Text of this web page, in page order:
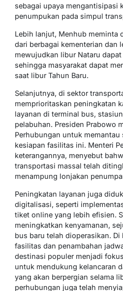
sebagai upaya mengantisipasi
penumpukan pada simpul
Lebih lanjut, Menhub meminta
dari berbagai kementerian dan
mewujudkan libur Nataru
sehingga masyarakat dapat
saat libur Tahun Baru.
Selanjutnya, di sektor
memprioritaskan peningkatan
layanan di terminal bus,
pelabuhan. Presiden Prabowo
Perhubungan untuk memantau
kesiapan fasilitas ini. Menteri
keterangannya, menyebut
transportasi massal telah
menampung lonjakan
Peningkatan layanan juga
digitalisasi, seperti
tiket online yang lebih efisien.
meningkatkan kenyamanan,
bus baru telah dioperasikan. Di
fasilitas dan penambahan
destinasi populer menjadi
untuk mendukung kelancaran
yang akan berpergian selama
perhubungan juga telah